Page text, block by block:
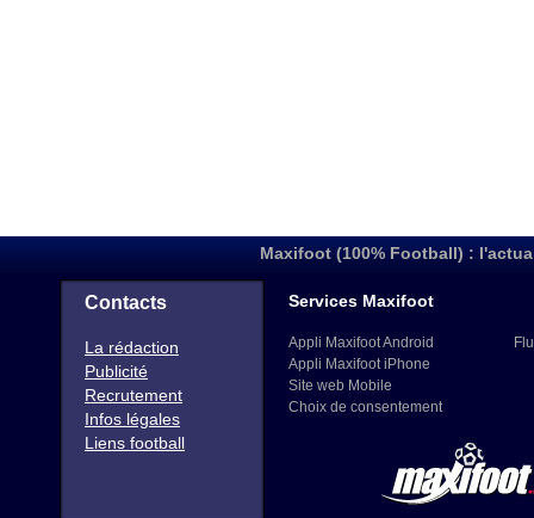
Maxifoot (100% Football) :
Contacts
La rédaction
Publicité
Recrutement
Infos légales
Liens football
Services Maxifoot
Appli Maxifoot Android
Appli Maxifoot iPhone
Site web Mobile
Choix de consentement